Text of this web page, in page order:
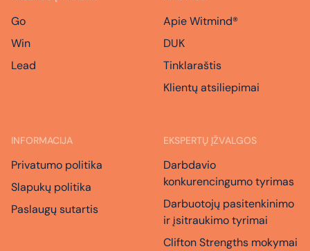
Go
Win
Lead
Apie Witmind®
DUK
Tinklaraštis
Klientų atsiliepimai
INFORMACIJA
Privatumo politika
Slapukų politika
Paslaugų sutartis
EKSPERTŲ ĮŽVALGOS
Darbdavio
konkurencingumo tyrimas
Darbuotojų pasitenkinimo
ir įsitraukimo tyrimai
Clifton Strengths mokymai